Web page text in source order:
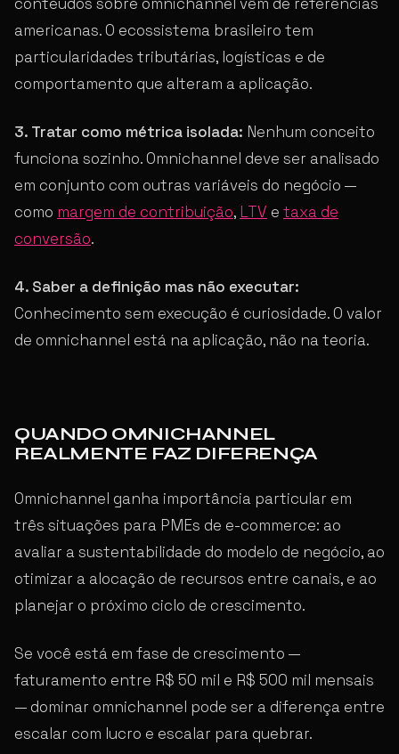
americanas. O ecossistema brasileiro tem
particularidades tributárias, logísticas e de
comportamento que alteram a aplicação.
3. Tratar como métrica isolada: Nenhum conceito
funciona sozinho. Omnichannel deve ser analisado
em conjunto com outras variáveis do negócio —
como margem de contribuição, LTV e taxa de
conversão.
4. Saber a definição mas não executar:
Conhecimento sem execução é curiosidade. O valor
de omnichannel está na aplicação, não na teoria.
QUANDO OMNICHANNEL
REALMENTE FAZ DIFERENÇA
Omnichannel ganha importância particular em
três situações para PMEs de e-commerce: ao
avaliar a sustentabilidade do modelo de negócio, ao
otimizar a alocação de recursos entre canais, e ao
planejar o próximo ciclo de crescimento.
Se você está em fase de crescimento —
faturamento entre R$ 50 mil e R$ 500 mil mensais
— dominar omnichannel pode ser a diferença entre
escalar com lucro e escalar para quebrar.